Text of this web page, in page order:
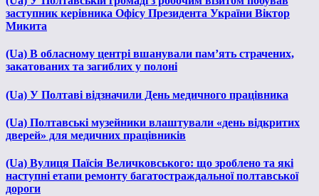
заступник керівника Офісу Президента України Віктор
Микита
(Ua) В обласному центрі вшанували пам’ять страчених,
закатованих та загиблих у полоні
(Ua) У Полтаві відзначили День медичного працівника
(Ua) Полтавські музейники влаштували «день відкритих
дверей» для медичних працівників
(Ua) Вулиця Паїсія Величковського: що зроблено та які
наступні етапи ремонту багатостраждальної полтавської
дороги